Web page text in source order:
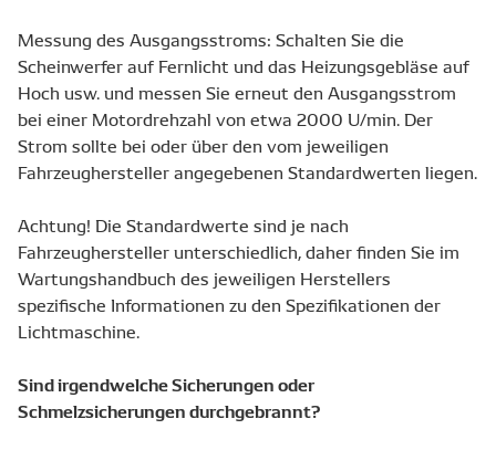
Messung des Ausgangsstroms: Schalten Sie die
Scheinwerfer auf Fernlicht und das Heizungsgebläse auf
Hoch usw. und messen Sie erneut den Ausgangsstrom
bei einer Motordrehzahl von etwa 2000 U/min. Der
Strom sollte bei oder über den vom jeweiligen
Fahrzeughersteller angegebenen Standardwerten liegen.
Achtung! Die Standardwerte sind je nach
Fahrzeughersteller unterschiedlich, daher finden Sie im
Wartungshandbuch des jeweiligen Herstellers
spezifische Informationen zu den Spezifikationen der
Lichtmaschine.
Sind irgendwelche Sicherungen oder
Schmelzsicherungen durchgebrannt?